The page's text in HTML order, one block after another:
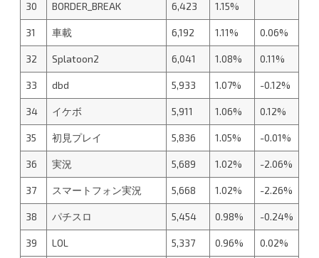
30 BORDER_BREAK 6,423 1.15%
31 車載 6,192 1.11% 0.06%
32 Splatoon2 6,041 1.08% 0.11%
33 dbd 5,933 1.07% -0.12%
34 イケボ 5,911 1.06% 0.12%
35 初見プレイ 5,836 1.05% -0.01%
36 実況 5,689 1.02% -2.06%
37 スマートフォン実況 5,668 1.02% -2.26%
38 パチスロ 5,454 0.98% -0.24%
39 LOL 5,337 0.96% 0.02%